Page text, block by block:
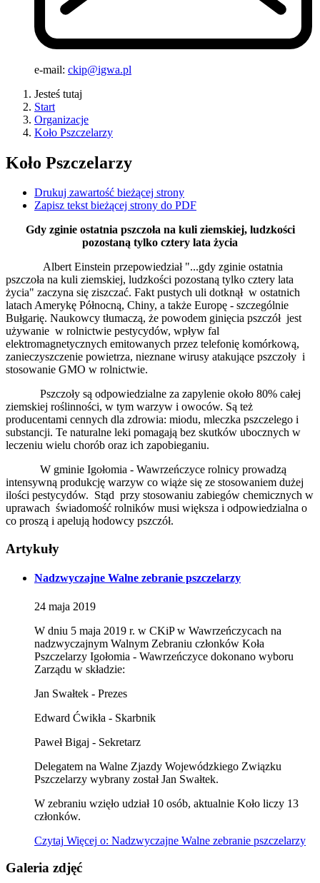
e-mail: ckip@igwa.pl
Jesteś tutaj
Start
Organizacje
Koło Pszczelarzy
Koło Pszczelarzy
Drukuj zawartość bieżącej strony
Zapisz tekst bieżącej strony do PDF
Gdy zginie ostatnia pszczoła na kuli ziemskiej, ludzkości
pozostaną tylko cztery lata życia
Albert Einstein przepowiedział "...gdy zginie ostatnia
pszczoła na kuli ziemskiej, ludzkości pozostaną tylko cztery lata
życia" zaczyna się ziszczać. Fakt pustych uli dotknął w ostatnich
latach Amerykę Północną, Chiny, a także Europę - szczególnie
Bułgarię. Naukowcy tłumaczą, że powodem ginięcia pszczół jest
używanie w rolnictwie pestycydów, wpływ fal
elektromagnetycznych emitowanych przez telefonię komórkową,
zanieczyszczenie powietrza, nieznane wirusy atakujące pszczoły i
stosowanie GMO w rolnictwie.
Pszczoły są odpowiedzialne za zapylenie około 80% całej
ziemskiej roślinności, w tym warzyw i owoców. Są też
producentami cennych dla zdrowia: miodu, mleczka pszczelego i
substancji. Te naturalne leki pomagają bez skutków ubocznych w
leczeniu wielu chorób oraz ich zapobieganiu.
W gminie Igołomia - Wawrzeńczyce rolnicy prowadzą
intensywną produkcję warzyw co wiąże się ze stosowaniem dużej
ilości pestycydów. Stąd przy stosowaniu zabiegów chemicznych w
uprawach świadomość rolników musi większa i odpowiedzialna o
co proszą i apelują hodowcy pszczół.
Artykuły
Nadzwyczajne Walne zebranie pszczelarzy
24 maja 2019
W dniu 5 maja 2019 r. w CKiP w Wawrzeńczycach na
nadzwyczajnym Walnym Zebraniu członków Koła
Pszczelarzy Igołomia - Wawrzeńczyce dokonano wyboru
Zarządu w składzie:
Jan Swałtek - Prezes
Edward Ćwikła - Skarbnik
Paweł Bigaj - Sekretarz
Delegatem na Walne Zjazdy Wojewódzkiego Związku
Pszczelarzy wybrany został Jan Swałtek.
W zebraniu wzięło udział 10 osób, aktualnie Koło liczy 13
członków.
Czytaj Więcej o: Nadzwyczajne Walne zebranie pszczelarzy
Galeria zdjęć